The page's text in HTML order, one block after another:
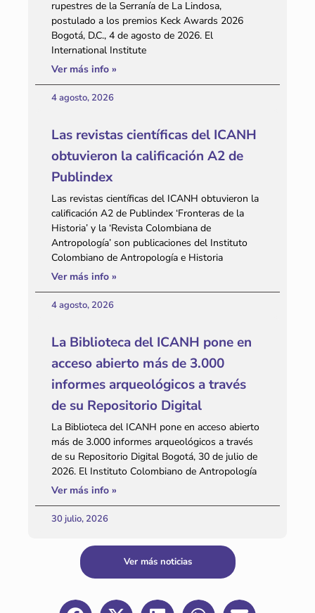
rupestres de la Serranía de La Lindosa,
postulado a los premios Keck Awards 2026
Bogotá, D.C., 4 de agosto de 2026. El
International Institute
Ver más info »
4 agosto, 2026
Las revistas científicas del ICANH
obtuvieron la calificación A2 de
Publindex
Las revistas científicas del ICANH obtuvieron la
calificación A2 de Publindex ‘Fronteras de la
Historia’ y la ‘Revista Colombiana de
Antropología’ son publicaciones del Instituto
Colombiano de Antropología e Historia
Ver más info »
4 agosto, 2026
La Biblioteca del ICANH pone en
acceso abierto más de 3.000
informes arqueológicos a través
de su Repositorio Digital
La Biblioteca del ICANH pone en acceso abierto
más de 3.000 informes arqueológicos a través
de su Repositorio Digital Bogotá, 30 de julio de
2026. El Instituto Colombiano de Antropología
Ver más info »
30 julio, 2026
Ver más noticias